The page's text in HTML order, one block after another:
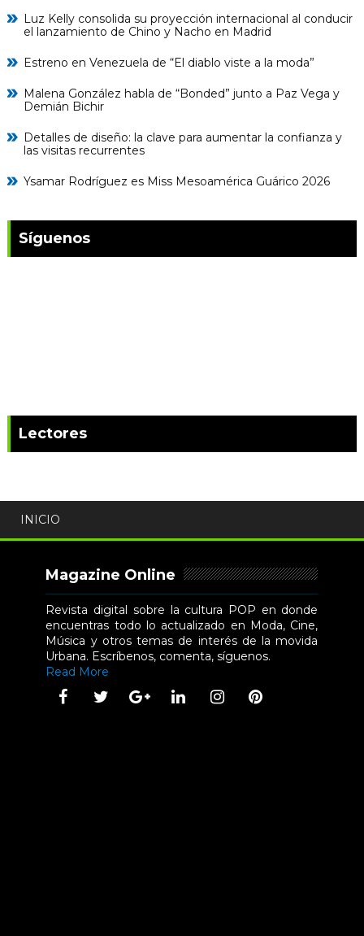
Luz Kelly consolida su proyección internacional al conducir
el lanzamiento de Chino y Nacho en Madrid
Estreno en Venezuela de “El diablo viste a la moda”
Malena González habla de “Bonded” junto a Paz Vega y
Demián Bichir
Detalles de diseño: la clave para aumentar la confianza y
las visitas recurrentes
Ysamar Rodríguez es Miss Mesoamérica Guárico 2026
Síguenos
Lectores
INICIO
Magazine Online
Revista digital sobre la cultura POP en donde
encuentras todo lo actualizado en Moda, Cine,
Música y otros temas de interés de la movida
Urbana. Escríbenos, comenta, síguenos.
Read More